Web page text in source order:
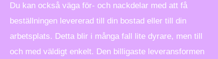
Du kan också väga för- och nackdelar med att få
beställningen levererad till din bostad eller till din
arbetsplats. Detta blir i många fall lite dyrare, men till
och med väldigt enkelt. Den billigaste leveransformen